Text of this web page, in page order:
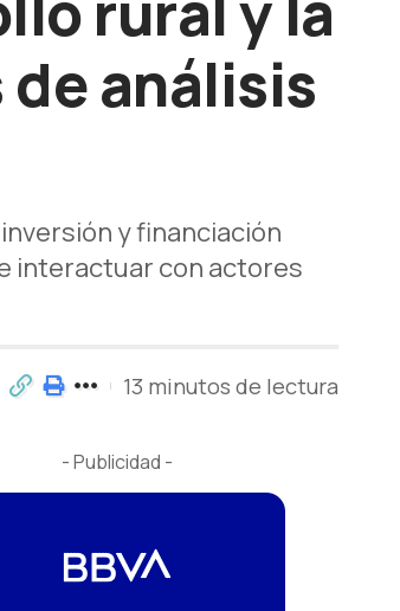
análisis
y financiación
interactuar con actores
13 minutos de lectura
- Publicidad -